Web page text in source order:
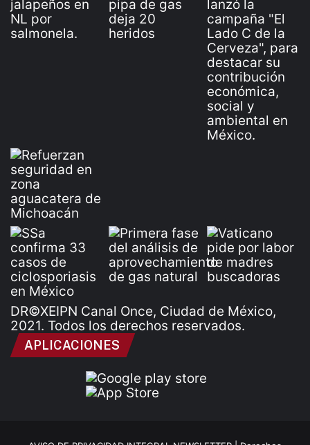
DR©XEIPN Canal Once, Ciudad de México,
2021. Todos los derechos reservados.
APLICACIONES